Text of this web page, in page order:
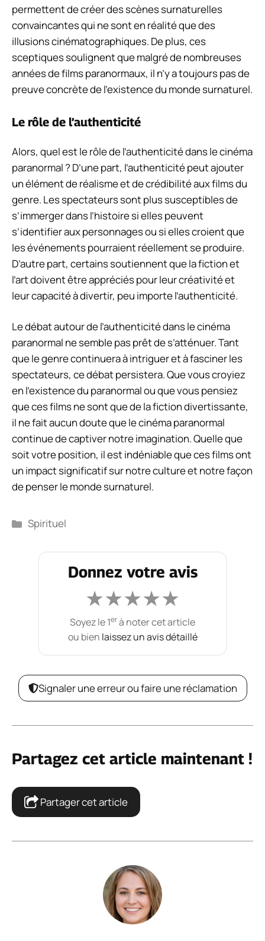
permettent de créer des scènes surnaturelles
convaincantes qui ne sont en réalité que des
illusions cinématographiques. De plus, ces
sceptiques soulignent que malgré de nombreuses
années de films paranormaux, il n’y a toujours pas de
preuve concrète de l’existence du monde surnaturel.
Le rôle de l’authenticité
Alors, quel est le rôle de l’authenticité dans le cinéma
paranormal ? D’une part, l’authenticité peut ajouter
un élément de réalisme et de crédibilité aux films du
genre. Les spectateurs sont plus susceptibles de
s’immerger dans l’histoire si elles peuvent
s’identifier aux personnages ou si elles croient que
les événements pourraient réellement se produire.
D’autre part, certains soutiennent que la fiction et
l’art doivent être appréciés pour leur créativité et
leur capacité à divertir, peu importe l’authenticité.
Le débat autour de l’authenticité dans le cinéma
paranormal ne semble pas prêt de s’atténuer. Tant
que le genre continuera à intriguer et à fasciner les
spectateurs, ce débat persistera. Que vous croyiez
en l’existence du paranormal ou que vous pensiez
que ces films ne sont que de la fiction divertissante,
il ne fait aucun doute que le cinéma paranormal
continue de captiver notre imagination. Quelle que
soit votre position, il est indéniable que ces films ont
un impact significatif sur notre culture et notre façon
de penser le monde surnaturel.
Catégories
Spirituel
Donnez votre avis
★★★★★
Soyez le 1erà noter cet article
ou bien laissez un avis détaillé
Signaler une erreur ou faire une réclamation
Partagez cet article maintenant !
Partager cet article